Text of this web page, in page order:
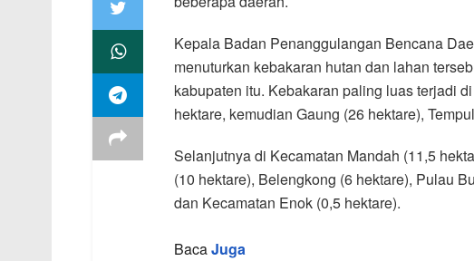
Kepala Badan Penanggulangan Bencana
menuturkan kebakaran hutan dan lahan
kabupaten itu. Kebakaran paling luas terjadi
hektare, kemudian Gaung (26 hektare),
Selanjutnya di Kecamatan Mandah (11,5
(10 hektare), Belengkong (6 hektare), Pulau
dan Kecamatan Enok (0,5 hektare).
BacaJuga